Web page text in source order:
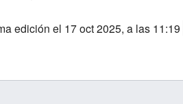
edición el 17 oct 2025, a las 11:19